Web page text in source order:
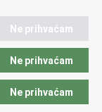
Ne prihvaćam
Ne prihvaćam
Ne prihvaćam